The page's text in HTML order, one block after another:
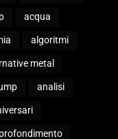
acqua
algoritmi
metal
analisi